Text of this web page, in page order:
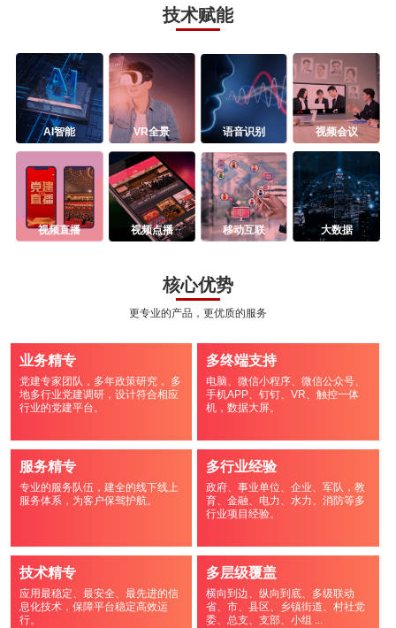
技术赋能
AI智能 VR全景 语音识别 视频会议
视频直播 视频点播 移动互联 大数据
核心优势
更专业的产品，更优质的服务
业务精专
党建专家团队，多年政策研究， 多
地多行业党建调研，设计符合相应
行业的党建平台。
多终端支持
电脑、微信小程序、微信公众号、
手机APP、钉钉、VR、触控一体
机，数据大屏。
服务精专
专业的服务队伍，建全的线下线上
服务体系，为客户保驾护航。
多行业经验
政府、事业单位、企业、军队，教
育、金融、电力、水力、消防等多
行业项目经验。
技术精专
应用最稳定、最安全、最先进的信
息化技术，保障平台稳定高效运
行。
多层级覆盖
横向到边、纵向到底、多级联动
省、市、县区、乡镇街道、村社党
委、总支、支部、小组 ...